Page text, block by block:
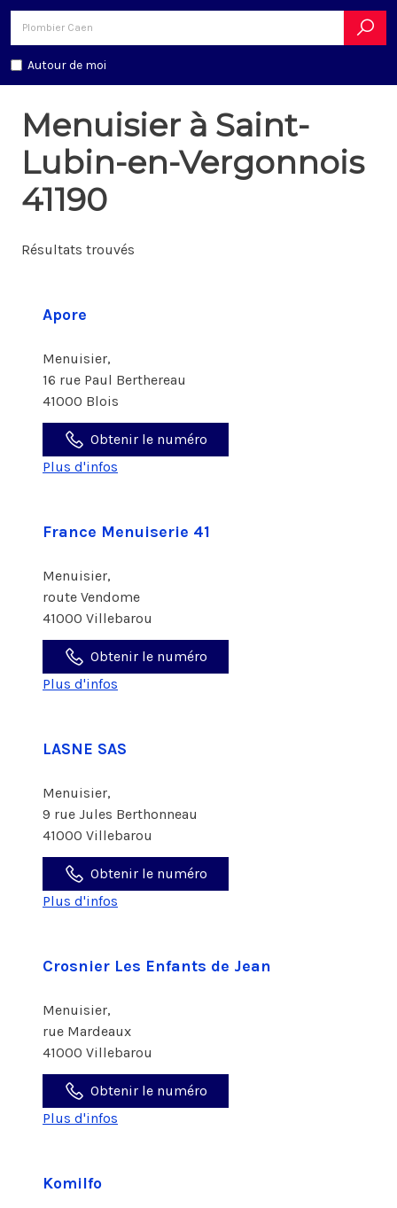
Autour de moi
Menuisier à Saint-
Lubin-en-Vergonnois
41190
Résultats trouvés
Apore
Menuisier,
16 rue Paul Berthereau
41000 Blois
Obtenir le numéro
Plus d'infos
France Menuiserie 41
Menuisier,
route Vendome
41000 Villebarou
Obtenir le numéro
Plus d'infos
LASNE SAS
Menuisier,
9 rue Jules Berthonneau
41000 Villebarou
Obtenir le numéro
Plus d'infos
Crosnier Les Enfants de Jean
Menuisier,
rue Mardeaux
41000 Villebarou
Obtenir le numéro
Plus d'infos
Komilfo